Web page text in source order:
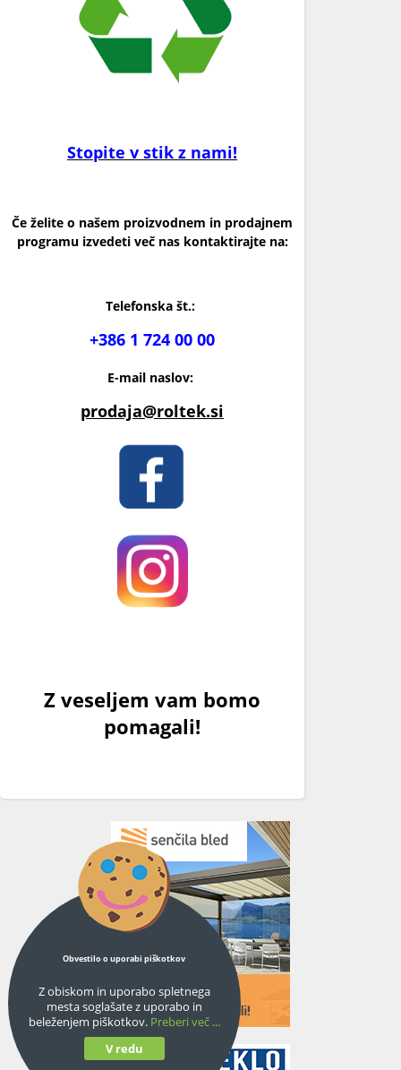
Stopite v stik z nami!
Če želite o našem proizvodnem in prodajnem
programu izvedeti več nas kontaktirajte na:
Telefonska št.:
+386 1 724 00 00
E-mail naslov:
prodaja@roltek.si
Z veseljem vam bomo
pomagali!
Obvestilo o uporabi piškotkov
Z obiskom in uporabo spletnega
mesta soglašate z uporabo in
beleženjem piškotkov. Preberi več ...
V redu